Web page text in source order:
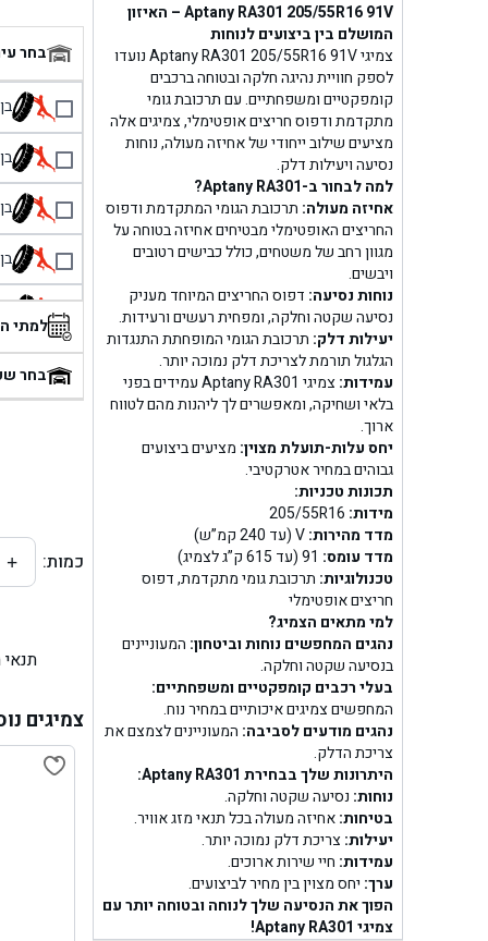
Aptany RA301 205/55R16 91V – האיזון
המושלם בין ביצועים לנוחות
צמיגי Aptany RA301 205/55R16 91V נועדו
לספק חוויית נהיגה חלקה ובטוחה ברכבים
קומפקטיים ומשפחתיים. עם תרכובת גומי
מתקדמת ודפוס חריצים אופטימלי, צמיגים אלה
מציעים שילוב ייחודי של אחיזה מעולה, נוחות
נסיעה ויעילות דלק.
למה לבחור ב-Aptany RA301?
אחיזה מעולה: תרכובת הגומי המתקדמת ודפוס
החריצים האופטימלי מבטיחים אחיזה בטוחה על
מגוון רחב של משטחים, כולל כבישים רטובים
ויבשים.
נוחות נסיעה: דפוס החריצים המיוחד מעניק
נסיעה שקטה וחלקה, ומפחית רעשים ורעידות.
יעילות דלק: תרכובת הגומי המופחתת התנגדות
הגלגול תורמת לצריכת דלק נמוכה יותר.
עמידות:
צמיגי Aptany RA301 עמידים בפני
בלאי ושחיקה, ומאפשרים לך ליהנות מהם לטווח
ארוך.
יחס עלות-תועלת מצוין: מציעים ביצועים
גבוהים במחיר אטרקטיבי.
תכונות טכניות:
מידות:
מדד מהירות:
מדד עומס:
טכנולוגיות: תרכובת גומי מתקדמת, דפוס
חריצים אופטימלי
למי מתאים הצמיג?
נהגים המחפשים נוחות וביטחון: המעוניינים
בנסיעה שקטה וחלקה.
בעלי רכבים קומפקטיים ומשפחתיים:
המחפשים צמיגים איכותיים במחיר נוח.
נהגים מודעים לסביבה: המעוניינים לצמצם את
צריכת הדלק.
היתרונות שלך בבחירת Aptany RA301:
נוחות: נסיעה שקטה וחלקה.
בטיחות:אחיזה מעולה בכל תנאי מזג אוויר.
יעילות:צריכת דלק נמוכה יותר.
עמידות: חיי שירות ארוכים.
ערך: יחס מצוין בין מחיר לביצועים.
הפוך את הנסיעה שלך לנוחה ובטוחה יותר עם
צמיגי Aptany RA301!
בחר
בן
בן
בן
בן
בן
בן
למתי
בחר
כמות: +
צמיגים